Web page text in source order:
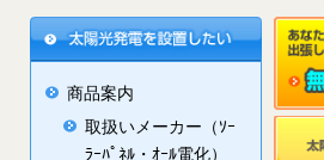
商品案内
取扱いメーカー（ｿｰ
ﾗｰﾊﾟﾈﾙ・ｵｰﾙ電化）